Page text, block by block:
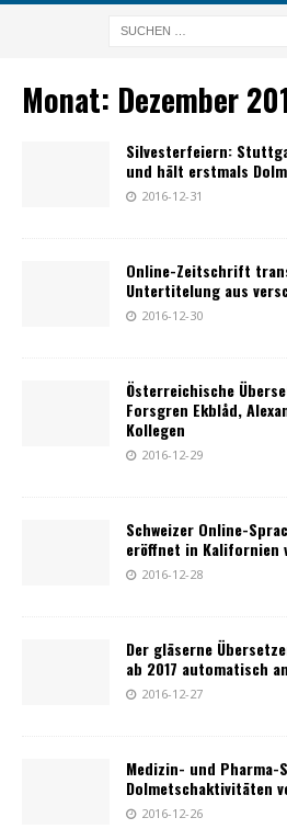
Monat: Dezember
Silvesterfeiern:
und hält erstmals
2016-12-31
Online-Zeitschrift
Untertitelung aus
2016-12-30
Österreichische
Forsgren Ekblåd,
Kollegen
2016-12-29
Schweizer Online-
eröffnet in Kalifornien
2016-12-28
Der gläserne
ab 2017 automatisch
2016-12-27
Medizin- und
Dolmetschaktivitäten
2016-12-26